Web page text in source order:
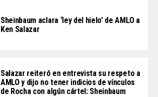
Sheinbaum aclara ‘ley del hielo’ de AMLO a
Ken Salazar
Salazar reiteró en entrevista su respeto a
AMLO y dijo no tener indicios de vínculos
de Rocha con algún cártel: Sheinbaum